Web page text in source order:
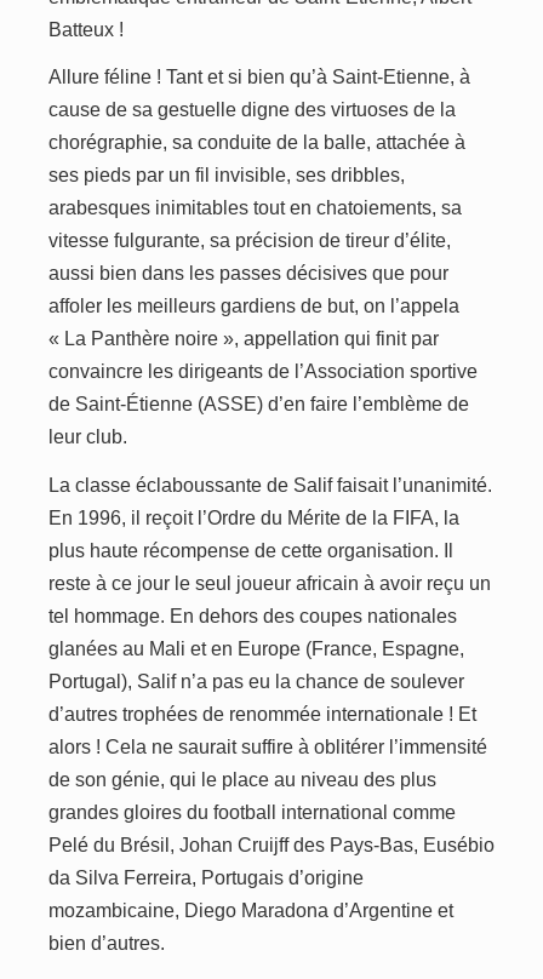
Batteux !
Allure féline ! Tant et si bien qu’à Saint-Etienne, à
cause de sa gestuelle digne des virtuoses de la
chorégraphie, sa conduite de la balle, attachée à
ses pieds par un fil invisible, ses dribbles,
arabesques inimitables tout en chatoiements, sa
vitesse fulgurante, sa précision de tireur d’élite,
aussi bien dans les passes décisives que pour
affoler les meilleurs gardiens de but, on l’appela
« La Panthère noire », appellation qui finit par
convaincre les dirigeants de l’Association sportive
de Saint-Étienne (ASSE) d’en faire l’emblème de
leur club.
La classe éclaboussante de Salif faisait l’unanimité.
En 1996, il reçoit l’Ordre du Mérite de la FIFA, la
plus haute récompense de cette organisation. Il
reste à ce jour le seul joueur africain à avoir reçu un
tel hommage. En dehors des coupes nationales
glanées au Mali et en Europe (France, Espagne,
Portugal), Salif n’a pas eu la chance de soulever
d’autres trophées de renommée internationale ! Et
alors ! Cela ne saurait suffire à oblitérer l’immensité
de son génie, qui le place au niveau des plus
grandes gloires du football international comme
Pelé du Brésil, Johan Cruijff des Pays-Bas, Eusébio
da Silva Ferreira, Portugais d’origine
mozambicaine, Diego Maradona d’Argentine et
bien d’autres.